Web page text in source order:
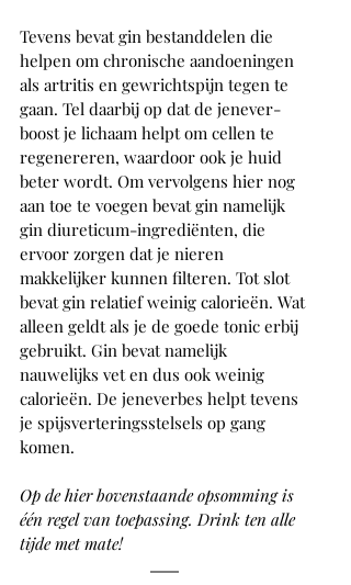
Tevens bevat gin bestanddelen die
helpen om chronische aandoeningen
als artritis en gewrichtspijn tegen te
gaan. Tel daarbij op dat de jenever-
boost je lichaam helpt om cellen te
regenereren, waardoor ook je huid
beter wordt. Om vervolgens hier nog
aan toe te voegen bevat gin namelijk
gin diureticum-ingrediënten, die
ervoor zorgen dat je nieren
makkelijker kunnen filteren. Tot slot
bevat gin relatief weinig calorieën. Wat
alleen geldt als je de goede tonic erbij
gebruikt. Gin bevat namelijk
nauwelijks vet en dus ook weinig
calorieën. De jeneverbes helpt tevens
je spijsverteringsstelsels op gang
komen.
Op de hier bovenstaande opsomming is
één regel van toepassing. Drink ten alle
tijde met mate!